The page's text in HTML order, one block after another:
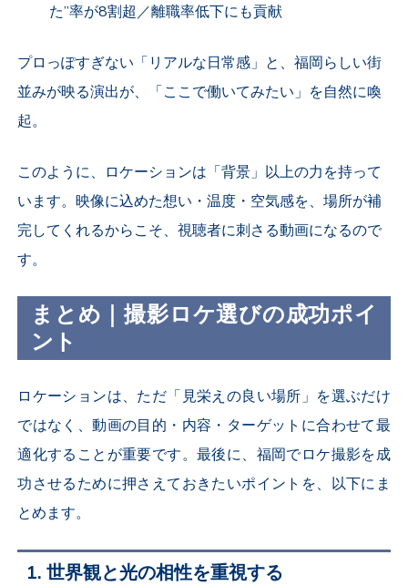
た”率が8割超／離職率低下にも貢献
プロっぽすぎない「リアルな日常感」と、福岡らしい街
並みが映る演出が、「ここで働いてみたい」を自然に喚
起。
このように、ロケーションは「背景」以上の力を持って
います。映像に込めた想い・温度・空気感を、場所が補
完してくれるからこそ、視聴者に刺さる動画になるので
す。
まとめ｜撮影ロケ選びの成功ポイ
ント
ロケーションは、ただ「見栄えの良い場所」を選ぶだけ
ではなく、動画の目的・内容・ターゲットに合わせて最
適化することが重要です。最後に、福岡でロケ撮影を成
功させるために押さえておきたいポイントを、以下にま
とめます。
1.世界観と光の相性を重視する